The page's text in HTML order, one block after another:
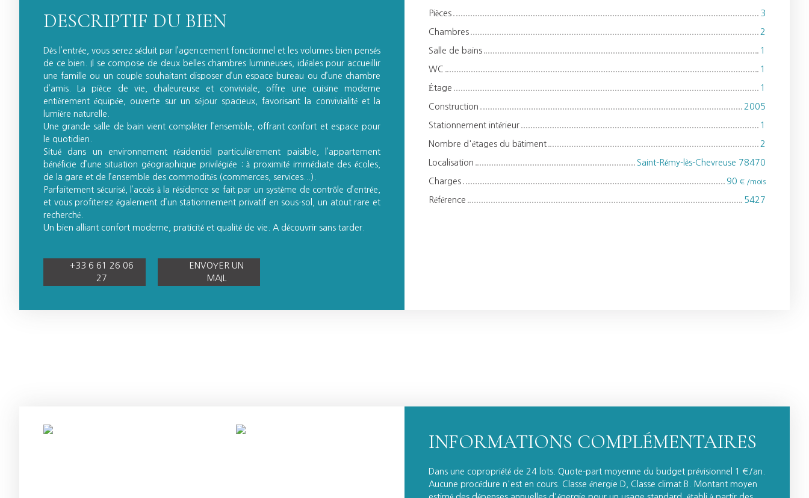
DESCRIPTIF DU BIEN
Dès l’entrée, vous serez séduit par l’agencement fonctionnel et les volumes bien pensés
de ce bien. Il se compose de deux belles chambres lumineuses, idéales pour accueillir
une famille ou un couple souhaitant disposer d’un espace bureau ou d’une chambre
d’amis. La pièce de vie, chaleureuse et conviviale, offre une cuisine moderne
entièrement équipée, ouverte sur un séjour spacieux, favorisant la convivialité et la
lumière naturelle.
Une grande salle de bain vient compléter l’ensemble, offrant confort et espace pour
le quotidien.
Situé dans un environnement résidentiel particulièrement paisible, l’appartement
bénéficie d’une situation géographique privilégiée : à proximité immédiate des écoles,
de la gare et de l’ensemble des commodités (commerces, services...).
Parfaitement sécurisé, l’accès à la résidence se fait par un système de contrôle d’entrée,
et vous profiterez également d’un stationnement privatif en sous-sol, un atout rare et
recherché.
Un bien alliant confort moderne, praticité et qualité de vie. A découvrir sans tarder.
+33 6 61 26 06
27
ENVOYER UN
MAIL
Pièces 3
Chambres 2
Salle de bains 1
WC 1
Étage 1
Construction 2005
Stationnement intérieur 1
Nombre d'étages du bâtiment 2
Localisation Saint-Rémy-lès-Chevreuse 78470
Charges 90 € /mois
Référence 5427
INFORMATIONS COMPLÉMENTAIRES
Dans une copropriété de 24 lots. Quote-part moyenne du budget prévisionnel 1 €/an.
Aucune procédure n'est en cours. Classe énergie D, Classe climat B. Montant moyen